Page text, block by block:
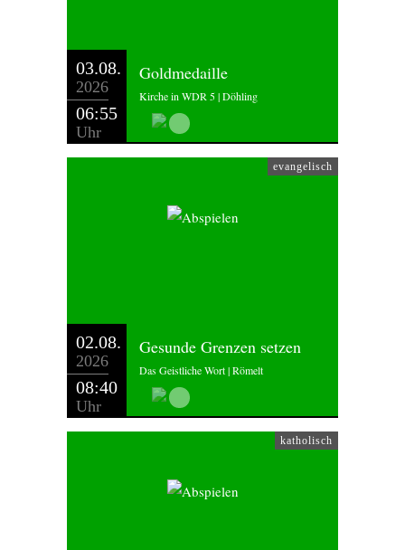
03.08.
2026
06:55
Uhr
Goldmedaille
Kirche in WDR 5 | Döhling
evangelisch
02.08.
2026
08:40
Uhr
Gesunde Grenzen setzen
Das Geistliche Wort | Römelt
katholisch